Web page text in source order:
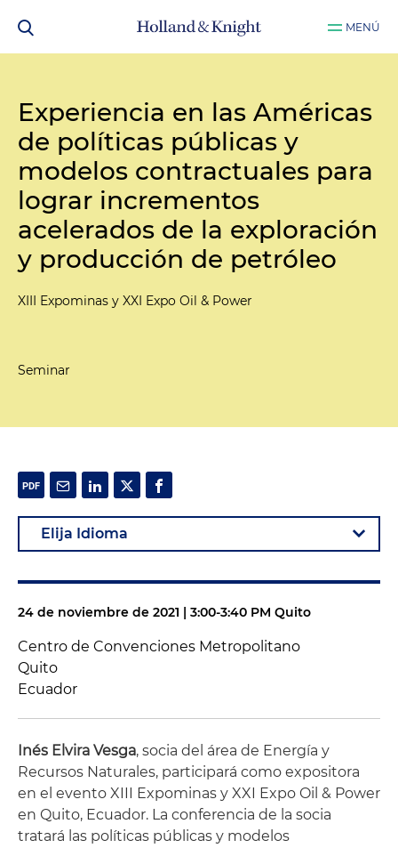
MENÚ
Experiencia en las Américas
de políticas públicas y
modelos contractuales para
lograr incrementos
acelerados de la exploración
y producción de petróleo
XIII Expominas y XXI Expo Oil & Power
Seminar
24 de noviembre de 2021 | 3:00-3:40 PM Quito
Centro de Convenciones Metropolitano
Quito
Ecuador
Inés Elvira Vesga, socia del área de Energía y
Recursos Naturales, participará como expositora
en el evento XIII Expominas y XXI Expo Oil & Power
en Quito, Ecuador. La conferencia de la socia
tratará las políticas públicas y modelos